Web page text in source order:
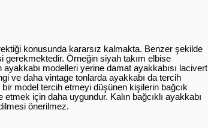
konusunda kararsız kalmakta. Benzer şekilde
gerekmektedir. Örneğin siyah takım elbise
modelleri yerine damat ayakkabısı lacivert
ve daha vintage tonlarda ayakkabı da tercih
model tercih etmeyi düşünen kişilerin bağcık
için daha uygundur. Kalın bağcıklı ayakkabı
önerilmez.